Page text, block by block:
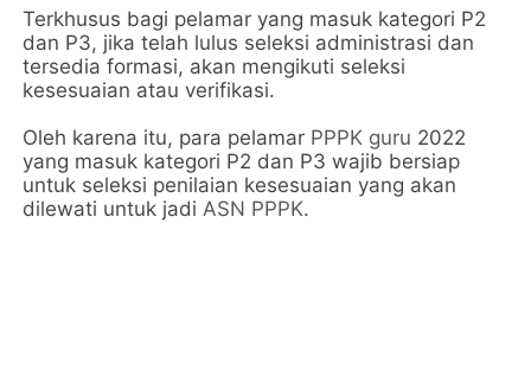
Terkhusus bagi pelamar yang masuk kategori P2
dan P3, jika telah lulus seleksi administrasi dan
tersedia formasi, akan mengikuti seleksi
kesesuaian atau verifikasi.
Oleh karena itu, para pelamar PPPK guru 2022
yang masuk kategori P2 dan P3 wajib bersiap
untuk seleksi penilaian kesesuaian yang akan
dilewati untuk jadiASN PPPK.